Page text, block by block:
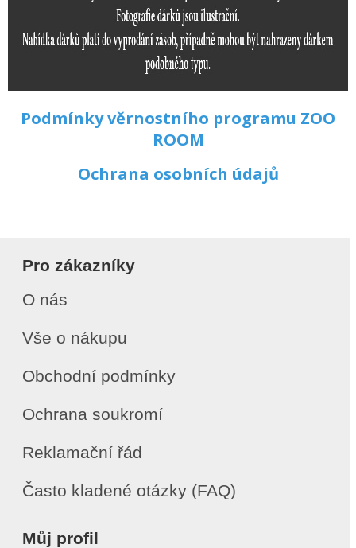
Podmínky věrnostního programu ZOO
ROOM
Ochrana osobních údajů
Pro zákazníky
O nás
Vše o nákupu
Obchodní podmínky
Ochrana soukromí
Reklamační řád
Často kladené otázky (FAQ)
Můj profil